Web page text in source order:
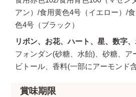
アン）/食用黄色4号（イエロー）/
色4号（ブラック）
リボン、お花、ハート、星、数字
フォンダン(砂糖、水飴)、砂糖、ア
ビトール、香料(一部にアーモンド
賞味期限